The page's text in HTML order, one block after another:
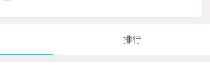
排行